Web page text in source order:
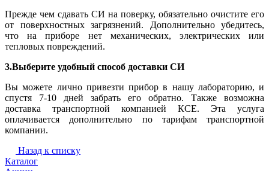
Прежде чем сдавать СИ на поверку, обязательно очистите его
от поверхностных загрязнений. Дополнительно убедитесь,
что на приборе нет механических, электрических или
тепловых повреждений.
3.Выберите удобный способ доставки СИ
Вы можете лично привезти прибор в нашу лабораторию, и
спустя 7-10 дней забрать его обратно. Также возможна
доставка транспортной компанией КСЕ. Эта услуга
оплачивается дополнительно по тарифам транспортной
компании.
Назад к списку
Каталог